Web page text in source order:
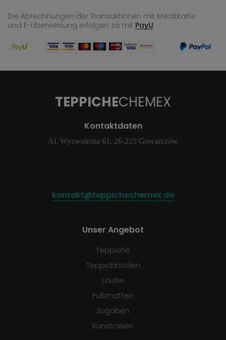
Die Abrechnungen der Transaktionen mit Kreditkarte
und E-Überweisung erfolgen za mit PayU
TEPPICHECHEMEX
Kontaktdaten
Al. Wyzwolenia 61, 26-225 Gowarczów
kontakt@teppichechemex.de
Unser Angebot
Teppiche
Teppichböden
Läufer
Fußmatten
Zugaben
Kunstrasen